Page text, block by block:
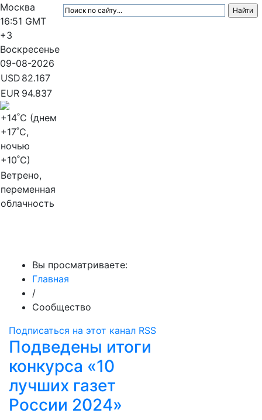
Москва
16:51 GMT
+3
Воскресенье
09-08-2026
USD 82.167
EUR 94.837
+14˚C (днем
+17˚C,
ночью
+10˚C)
Ветрено,
переменная
облачность
Вы просматриваете:
Главная
/
Сообщество
Подписаться на этот канал RSS
Подведены итоги
конкурса «10
лучших газет
России 2024»